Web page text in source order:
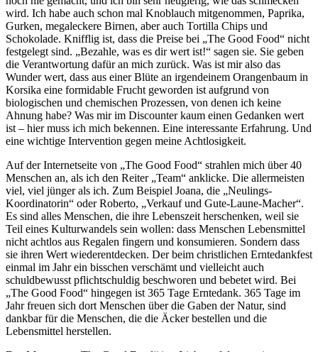
wird. Ich habe auch schon mal Knoblauch mitgenommen, Paprika,
Gurken, megaleckere Birnen, aber auch Tortilla Chips und
Schokolade. Knifflig ist, dass die Preise bei „The Good Food“ nicht
festgelegt sind. „Bezahle, was es dir wert ist!“ sagen sie. Sie geben
die Verantwortung dafür an mich zurück. Was ist mir also das
Wunder wert, dass aus einer Blüte an irgendeinem Orangenbaum in
Korsika eine formidable Frucht geworden ist aufgrund von
biologischen und chemischen Prozessen, von denen ich keine
Ahnung habe? Was mir im Discounter kaum einen Gedanken wert
ist – hier muss ich mich bekennen. Eine interessante Erfahrung. Und
eine wichtige Intervention gegen meine Achtlosigkeit.
Auf der Internetseite von „The Good Food“ strahlen mich über 40
Menschen an, als ich den Reiter „Team“ anklicke. Die allermeisten
viel, viel jünger als ich. Zum Beispiel Joana, die „Neulings-
Koordinatorin“ oder Roberto, „Verkauf und Gute-Laune-Macher“.
Es sind alles Menschen, die ihre Lebenszeit herschenken, weil sie
Teil eines Kulturwandels sein wollen: dass Menschen Lebensmittel
nicht achtlos aus Regalen fingern und konsumieren. Sondern dass
sie ihren Wert wiederentdecken. Der beim christlichen Erntedankfest
einmal im Jahr ein bisschen verschämt und vielleicht auch
schuldbewusst pflichtschuldig beschworen und bebetet wird. Bei
„The Good Food“ hingegen ist 365 Tage Erntedank. 365 Tage im
Jahr freuen sich dort Menschen über die Gaben der Natur, sind
dankbar für die Menschen, die die Äcker bestellen und die
Lebensmittel herstellen.